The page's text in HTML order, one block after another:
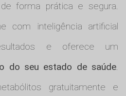
forma prática e segura.
com inteligência artificial
e oferece um
do seu estado de saúde.
gratuitamente e